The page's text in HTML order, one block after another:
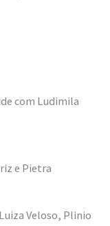
com Ludimila
e Pietra
Veloso, Plinio